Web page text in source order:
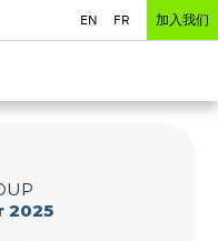
EN FR 加入我们
2025